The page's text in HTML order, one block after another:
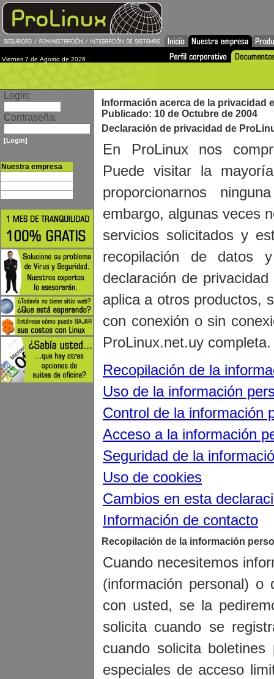
Viernes 7 de Agosto de 2026
Login:
Contraseña:
[Login]
Nuestra empresa
Información acerca de la privacidad
Publicado: 10 de Octubre de 2004
Declaración de privacidad de
En ProLinux nos
Puede visitar la
proporcionarnos
embargo, algunas veces
servicios solicitados y
recopilación de datos
declaración de
aplica a otros productos,
con conexión o sin
ProLinux.net.uy completa.
Recopilación de la
Uso de la información
Control de la información
Acceso a la información
Seguridad de la
Uso de cookies
Cambios en esta
Información de contacto
Recopilación de la información
Cuando necesitemos
(información personal) o
con usted, se la
solicita cuando se
cuando solicita
especiales de acceso